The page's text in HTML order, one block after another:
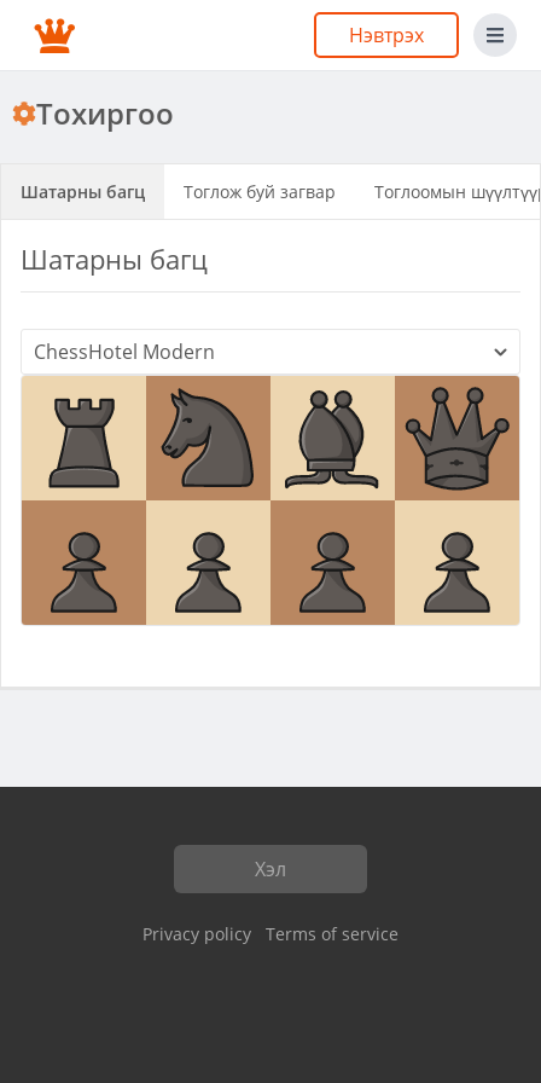
Нэвтрэх
Тохиргоо
Шатарны багц Тоглож буй загвар Тоглоомын
Шатарны багц
Хэл
Privacy policy Terms of service